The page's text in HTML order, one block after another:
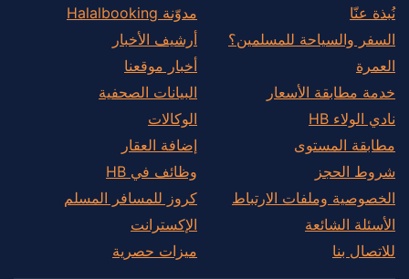
نُبذة عنّا
السفر والسياحة للمسلمين؟
العمرة
خدمة مطابقة الأسعار
نادي الولاء HB
مطابقة المستوى
شروط الحجز
الخصوصية وملفات الارتباط
الأسئلة الشائعة
للاتصال بنا
مدوّنة Halalbooking
أرشيف الأخبار
أخبار موقعنا
البيانات الصحفية
الوكالات
إضافة العقار
وظائف في HB
كروز للمسافر المسلم
الإكسترانت
ميزات حصرية